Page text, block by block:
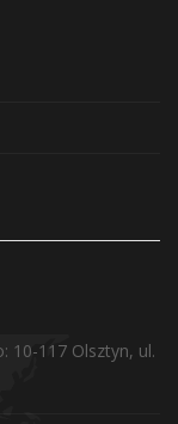
10-117 Olsztyn, ul.